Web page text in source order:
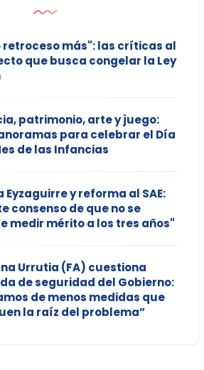
retroceso más": las críticas al
que busca congelar la Ley
patrimonio, arte y juego:
para celebrar el Día
de las Infancias
Eyzaguirre y reforma al SAE:
consenso de que no se
medir mérito a los tres años"
Urrutia (FA) cuestiona
de seguridad del Gobierno:
de menos medidas que
la raíz del problema”